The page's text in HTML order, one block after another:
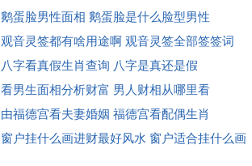
鹅蛋脸男性面相 鹅蛋脸是什么脸型男性
观音灵签都有啥用途啊 观音灵签全部签签词
八字看真假生肖查询 八字是真还是假
看男生面相分析财富 男人财相从哪里看
由福德宫看夫妻婚姻 福德宫看配偶生肖
窗户挂什么画进财最好风水 窗户适合挂什么画